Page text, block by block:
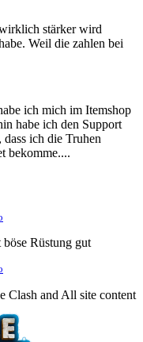
stärker wird
Weil die zahlen bei
ich mich im Itemshop
habe ich den Support
ich die Truhen
bekomme....
Rüstung gut
Clash and All site content